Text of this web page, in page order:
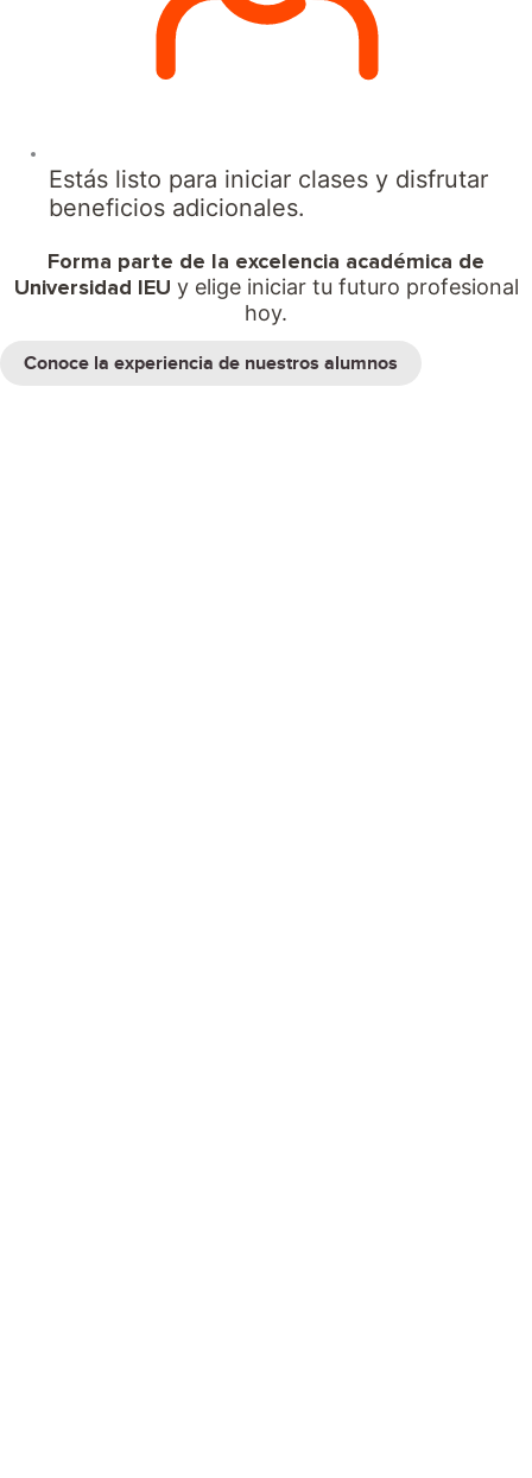
Estás listo para iniciar clases y disfrutar
beneficios adicionales.
Forma parte de la excelencia académica de
Universidad IEU y elige iniciar tu futuro profesional
hoy.
Conoce la experiencia de nuestros alumnos